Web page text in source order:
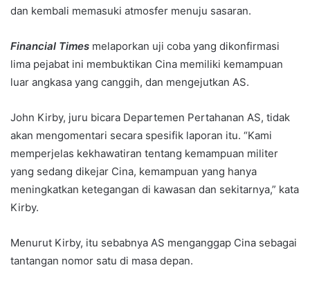
dan kembali memasuki atmosfer menuju sasaran.
Financial Times melaporkan uji coba yang dikonfirmasi
lima pejabat ini membuktikan Cina memiliki kemampuan
luar angkasa yang canggih, dan mengejutkan AS.
John Kirby, juru bicara Departemen Pertahanan AS, tidak
akan mengomentari secara spesifik laporan itu. “Kami
memperjelas kekhawatiran tentang kemampuan militer
yang sedang dikejar Cina, kemampuan yang hanya
meningkatkan ketegangan di kawasan dan sekitarnya,” kata
Kirby.
Menurut Kirby, itu sebabnya AS menganggap Cina sebagai
tantangan nomor satu di masa depan.